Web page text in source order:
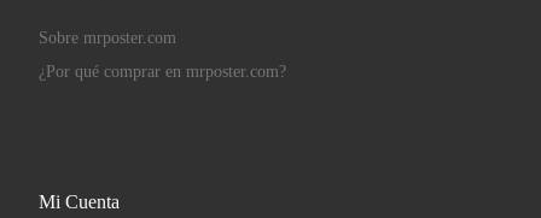
Sobre mrposter.com
¿Por qué comprar en mrposter.com?
Mi Cuenta